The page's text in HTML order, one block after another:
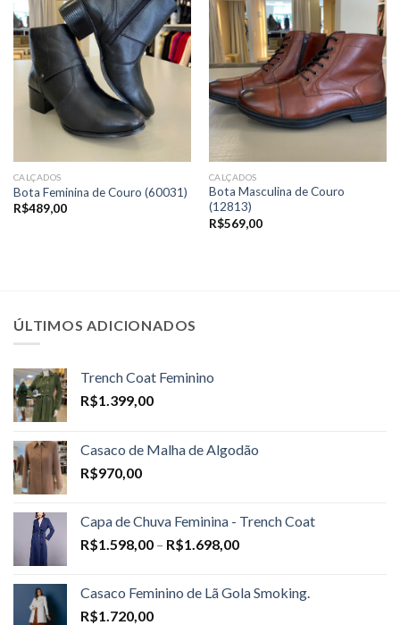
CALÇADOS
Bota Feminina de Couro (60031)
R$489,00
CALÇADOS
Bota Masculina de Couro
(12813)
R$569,00
ÚLTIMOS ADICIONADOS
Trench Coat Feminino
R$1.399,00
Casaco de Malha de Algodão
R$970,00
Capa de Chuva Feminina - Trench Coat
R$1.598,00 – R$1.698,00Price
through
Casaco Feminino de Lã Gola Smoking.
R$1.720,00